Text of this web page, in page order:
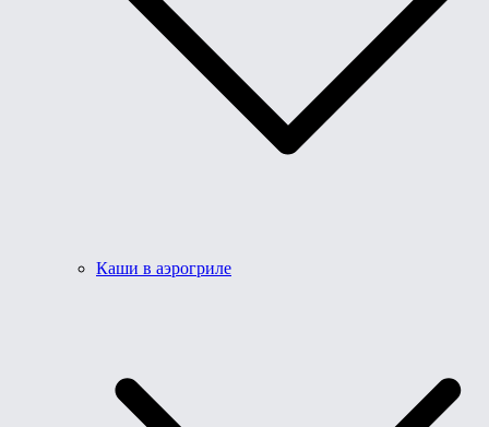
Каши в аэрогриле